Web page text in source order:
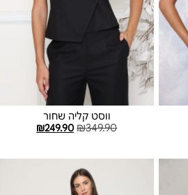
ווסט קליה שחור
₪349.90
₪249.90